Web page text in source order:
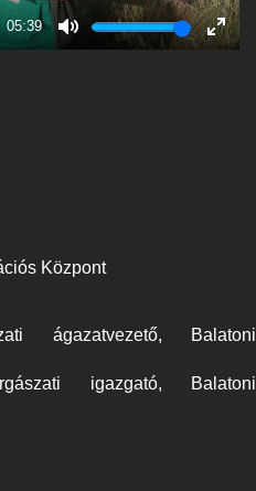
05:39
Mute
Enter
Központ
ágazatvezető, Balatoni
igazgató, Balatoni